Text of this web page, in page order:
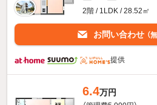
2階 / 1LDK / 28.52㎡
お問い合わせ （
提供
6.4万円